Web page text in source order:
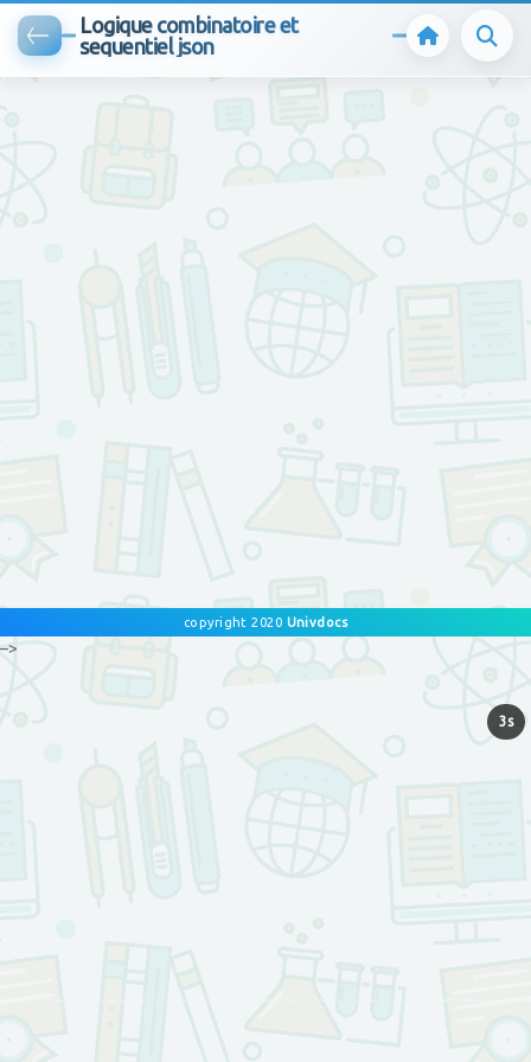
Logique combinatoire et
sequentiel json
3s
copyright 2020 Univdocs
–>